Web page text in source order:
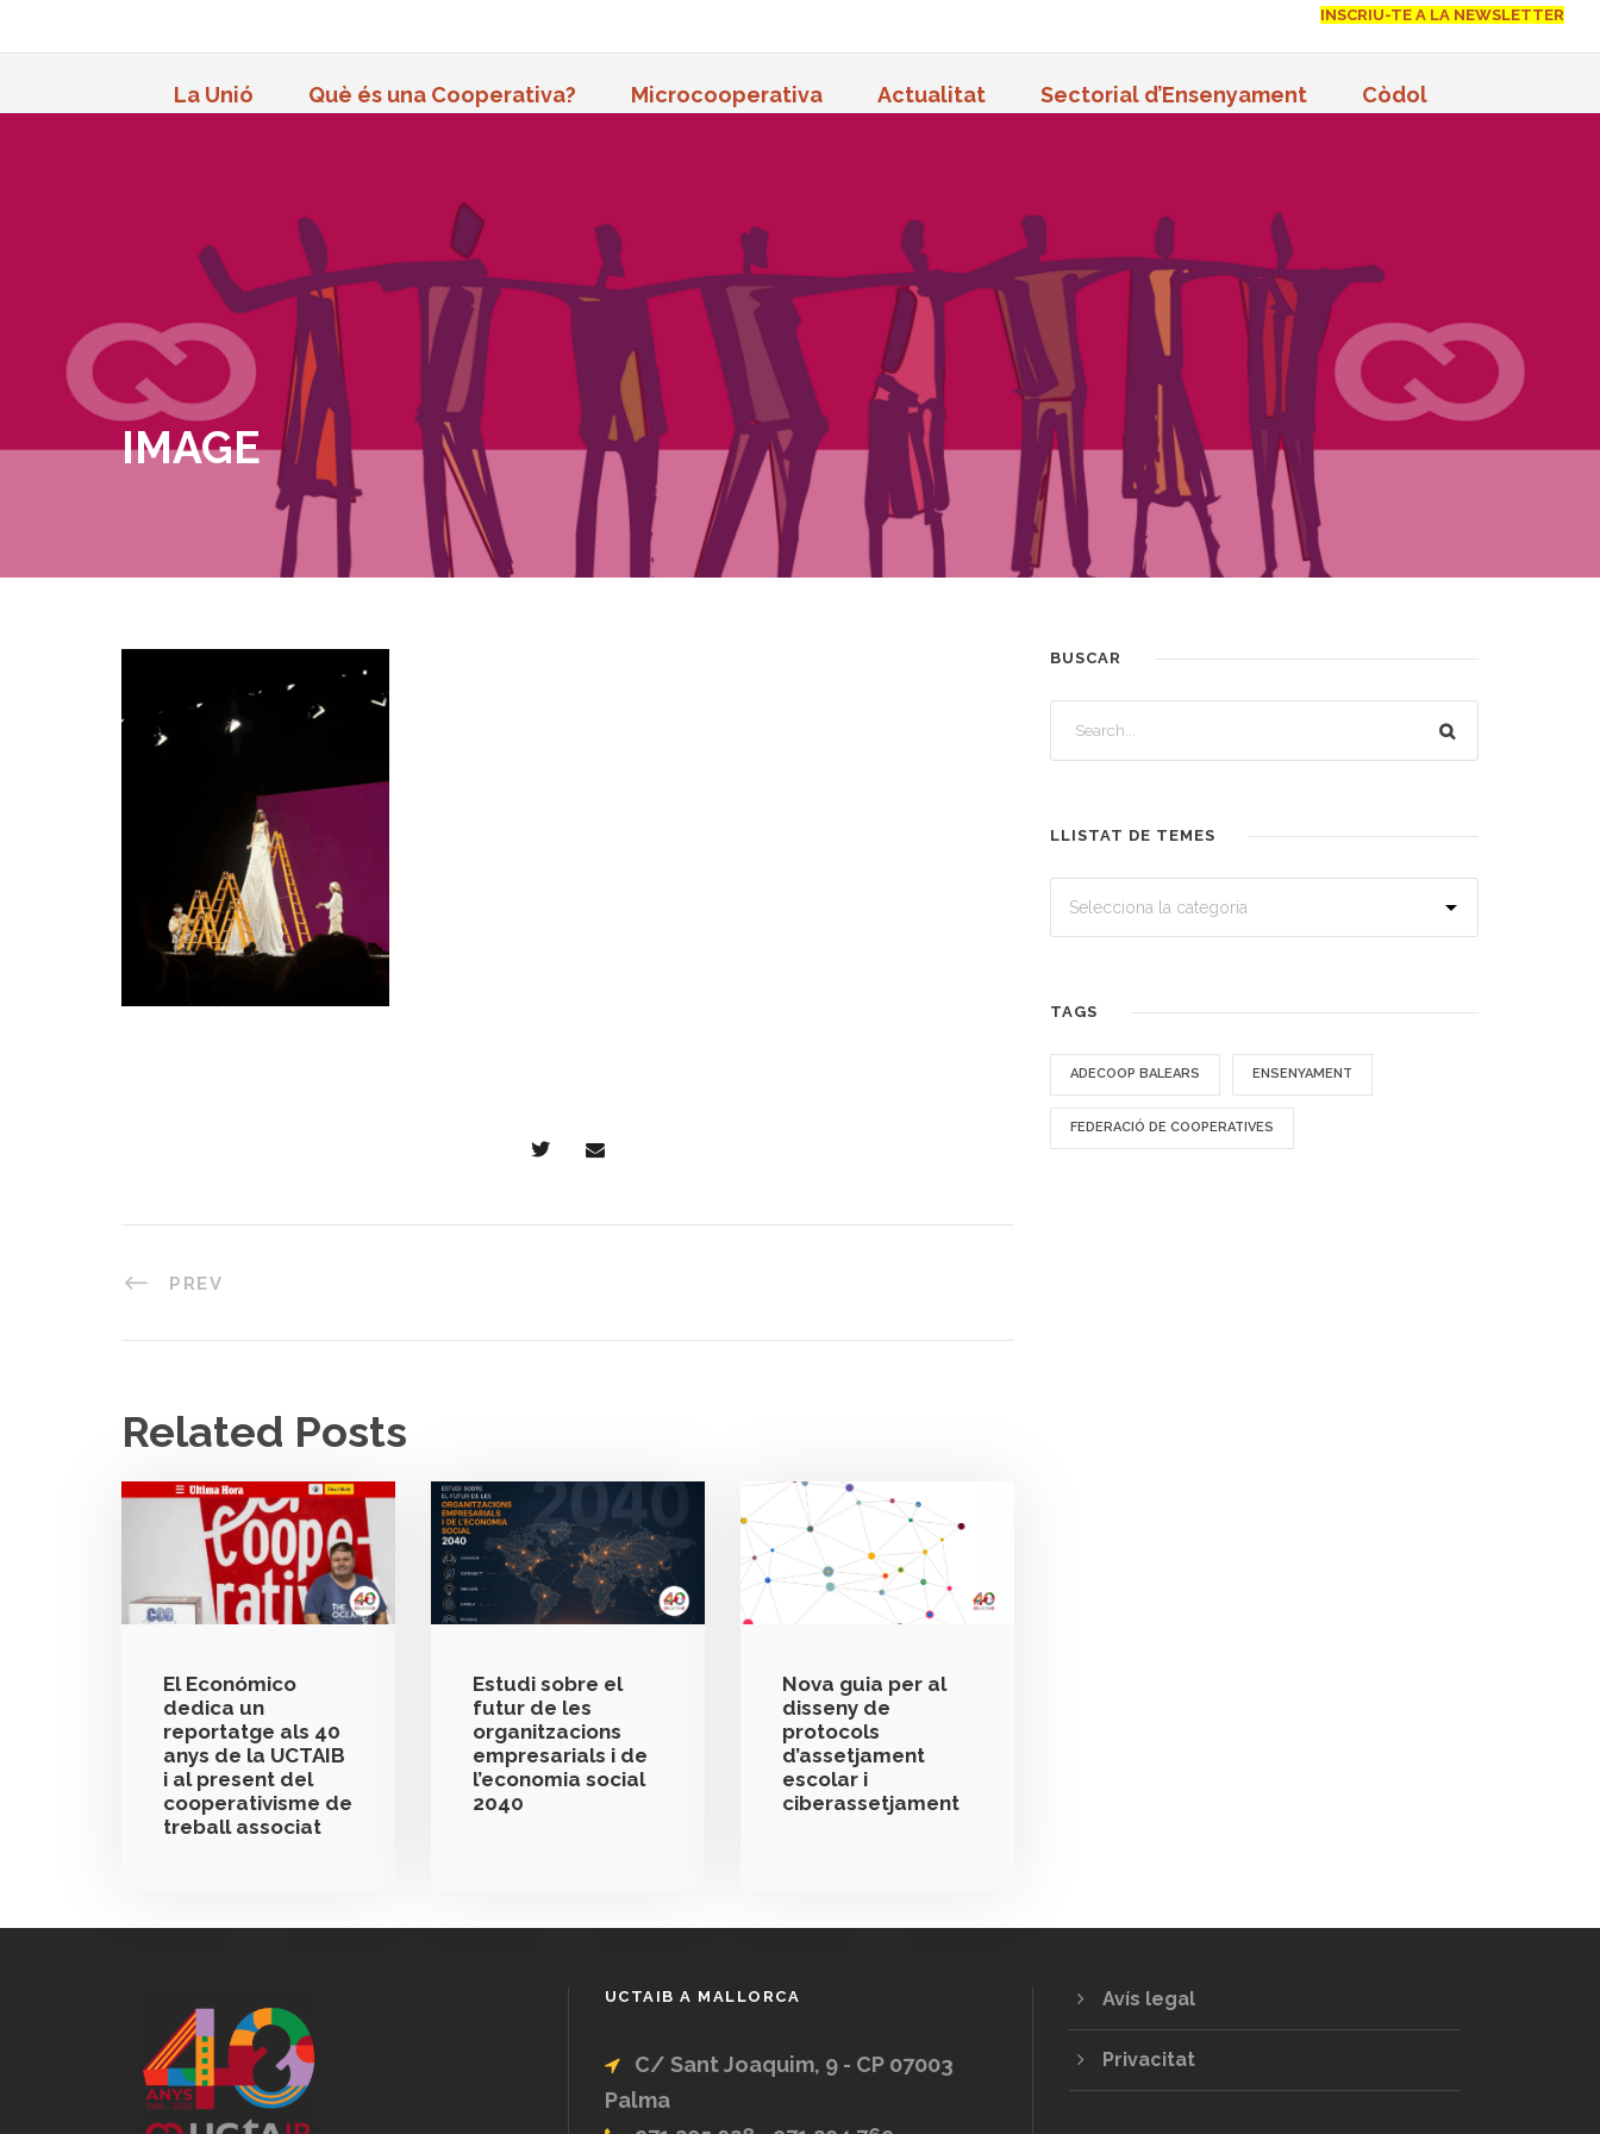
INSCRIU-TE A LA NEWSLETTER
La Unió Què és una Cooperativa? Microcooperativa Actualitat Sectorial d’Ensenyament Còdol
IMAGE
PREV
Related Posts
El Económico
dedica un
reportatge als 40
anys de la UCTAIB
i al present del
cooperativisme de
treball associat
Estudi sobre el
futur de les
organitzacions
empresarials i de
l’economia social
2040
Nova guia per al
disseny de
protocols
d’assetjament
escolar i
ciberassetjament
BUSCAR
LLISTAT DE TEMES
TAGS
ADECOOP BALEARS ENSENYAMENT
FEDERACIÓ DE COOPERATIVES
UCTAIB A MALLORCA
C/ Sant Joaquim, 9 - CP 07003
Palma
Avís legal
Privacitat